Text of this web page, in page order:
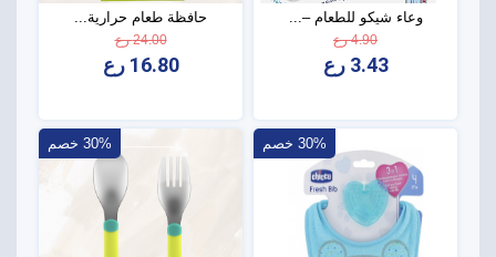
وعاء شيكو للطعام –...
4.90 رع
3.43 رع
حافظة طعام حرارية...
24.00 رع
16.80 رع
30% خصم 30% خصم